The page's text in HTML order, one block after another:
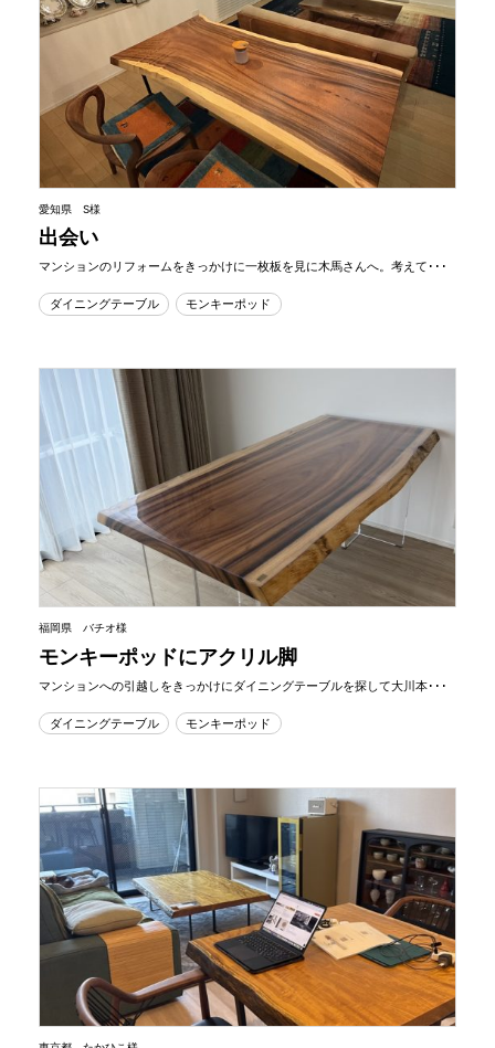
愛知県 S様
出会い
マンションのリフォームをきっかけに一枚板を見に木馬さんへ。考えて･･･
ダイニングテーブル モンキーポッド
福岡県 バチオ様
モンキーポッドにアクリル脚
マンションへの引越しをきっかけにダイニングテーブルを探して大川本･･･
ダイニングテーブル モンキーポッド